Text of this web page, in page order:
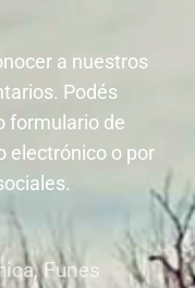
a nuestros
Podés
formulario de
electrónico o por
Funes